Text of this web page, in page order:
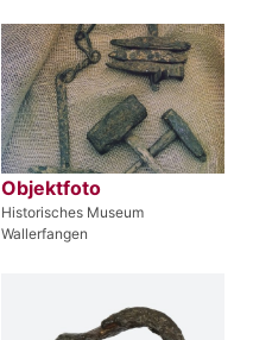
Objektfoto
Historisches Museum
Wallerfangen